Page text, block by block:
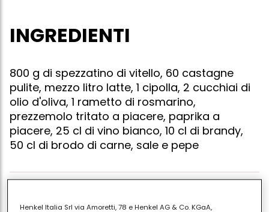
INGREDIENTI
800 g di spezzatino di vitello, 60 castagne
pulite, mezzo litro latte, 1 cipolla, 2 cucchiai di
olio d'oliva, 1 rametto di rosmarino,
prezzemolo tritato a piacere, paprika a
piacere, 25 cl di vino bianco, 10 cl di brandy,
50 cl di brodo di carne, sale e pepe
Henkel Italia Srl via Amoretti, 78 e Henkel AG & Co. KGaA,